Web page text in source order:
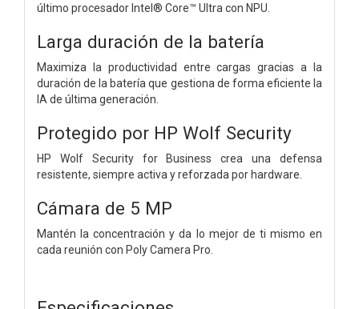
último procesador Intel® Core™ Ultra con NPU.
Larga duración de la batería
Maximiza la productividad entre cargas gracias a la
duración de la batería que gestiona de forma eficiente la
IA de última generación.
Protegido por HP Wolf Security
HP Wolf Security for Business crea una defensa
resistente, siempre activa y reforzada por hardware.
Cámara de 5 MP
Mantén la concentración y da lo mejor de ti mismo en
cada reunión con Poly Camera Pro.